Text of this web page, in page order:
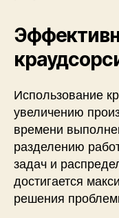
Использование
увеличению
времени
разделению
задач и
достигается
решения